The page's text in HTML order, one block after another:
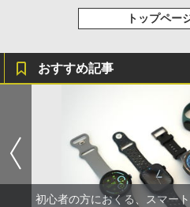
トップペー
おすすめ記事
初心者の方におくる、スマー